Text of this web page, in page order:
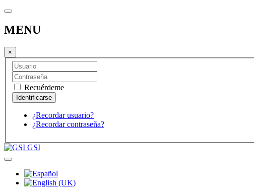
MENU
×
Recuérdeme
¿Recordar usuario?
¿Recordar contraseña?
GSI